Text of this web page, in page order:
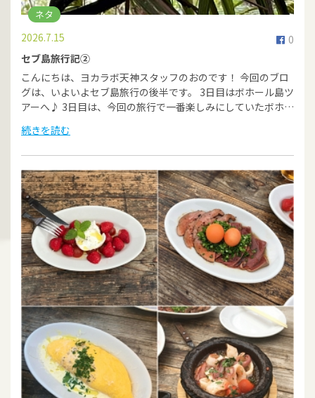
ネタ
0
2026.7.15
セブ島旅行記②
こんにちは、ヨカラボ天神スタッフのおのです！ 今回のブロ
グは、いよいよセブ島旅行の後半です。 3日目はボホール島ツ
アーへ♪ 3日目は、今回の旅行で一番楽しみにしていたボホ…
続きを読む